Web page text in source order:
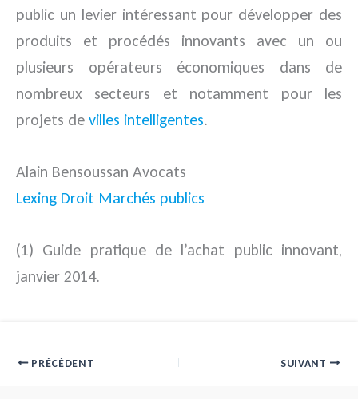
public un levier intéressant pour développer des
produits et procédés innovants avec un ou
plusieurs opérateurs économiques dans de
nombreux secteurs et notamment pour les
projets de villes intelligentes.
Alain Bensoussan Avocats
Lexing Droit Marchés publics
(1) Guide pratique de l’achat public innovant,
janvier 2014.
PRÉCÉDENT SUIVANT